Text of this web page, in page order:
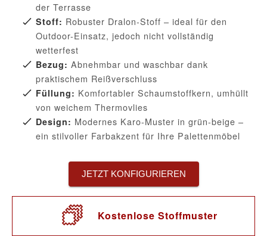
der Terrasse
Stoff: Robuster Dralon-Stoff – ideal für den
Outdoor-Einsatz, jedoch nicht vollständig
wetterfest
Bezug: Abnehmbar und waschbar dank
praktischem Reißverschluss
Füllung: Komfortabler Schaumstoffkern, umhüllt
von weichem Thermovlies
Design: Modernes Karo-Muster in grün-beige –
ein stilvoller Farbakzent für Ihre Palettenmöbel
JETZT KONFIGURIEREN
Kostenlose Stoffmuster